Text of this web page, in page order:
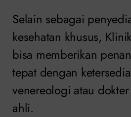
Selain sebagai
kesehatan khusus,
bisa memberikan
tepat dengan
venereologi atau
ahli.